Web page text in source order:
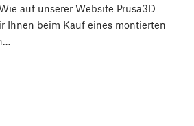
auf unserer Website Prusa3D
Ihnen beim Kauf eines montierten